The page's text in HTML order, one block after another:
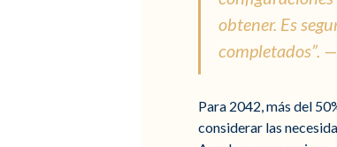
obtener. Es
completados”.
Para 2042, más del
considerar las